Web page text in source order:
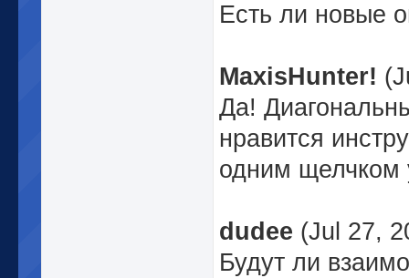
Есть ли новые
MaxisHunter!
Да!
нравится
одним щелчком
dudee (Jul 27,
Будут ли